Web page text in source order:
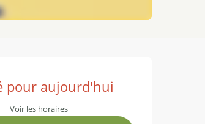
pour aujourd'hui
Voir les horaires